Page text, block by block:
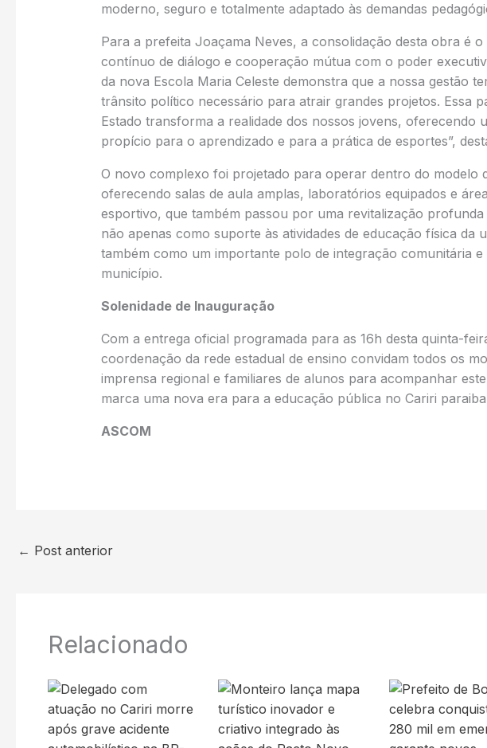
moderno, seguro e totalmente adaptado às demandas
Para a prefeita Joaçama Neves, a consolidação desta obra é
contínuo de diálogo e cooperação mútua com o poder
da nova Escola Maria Celeste demonstra que a nossa gestão
trânsito político necessário para atrair grandes projetos. Essa
Estado transforma a realidade dos nossos jovens, oferecendo
propício para o aprendizado e para a prática de esportes”,
O novo complexo foi projetado para operar dentro do modelo
oferecendo salas de aula amplas, laboratórios equipados e
esportivo, que também passou por uma revitalização
não apenas como suporte às atividades de educação física da
também como um importante polo de integração comunitária
município.
Solenidade de Inauguração
Com a entrega oficial programada para as 16h desta quinta-
coordenação da rede estadual de ensino convidam todos os
imprensa regional e familiares de alunos para acompanhar
marca uma nova era para a educação pública no Cariri
ASCOM
← Post anterior
Relacionado